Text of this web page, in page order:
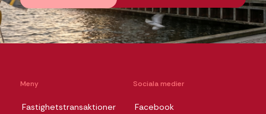
Meny
Fastighetstransaktioner
Sociala medier
Facebook